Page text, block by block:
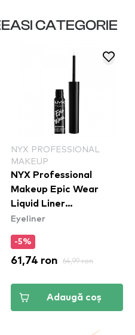
CATEGORIE
NYX PROFESSIONAL
MAKEUP
NYX Professional
Makeup Epic Wear
Liquid Liner
Waterproof - Tus de
White
Eyeliner
-5%
61,74 ron 64,99 ron
Adaugă coș